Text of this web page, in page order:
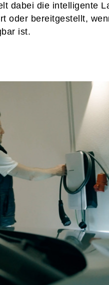
dabei die intelligente
oder bereitgestellt,
ist.